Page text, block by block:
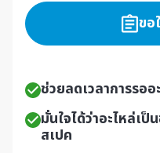
ขอ
ช่วยลดเวลาการรออ
มั่นใจได้ว่าอะไหล่เ
สเปค